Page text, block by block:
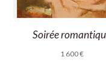
Soirée
1 600€